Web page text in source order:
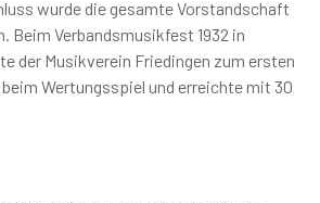
wurde die gesamte Vorstandschaft
Beim Verbandsmusikfest 1932 in
der Musikverein Friedingen zum ersten
Wertungsspiel und erreichte mit 30